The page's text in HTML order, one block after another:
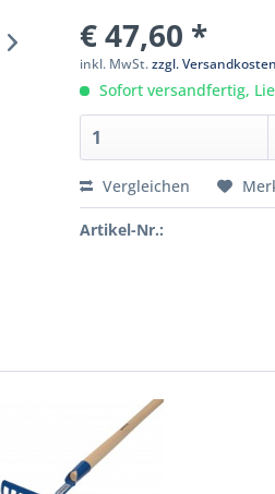
€ 47,60 *
inkl. MwSt.zzgl. Versandkosten
Sofort versandfertig,
Vergleichen
Artikel-Nr.: